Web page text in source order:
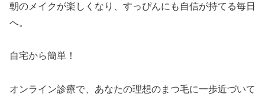
朝のメイクが楽しくなり、すっぴんにも自信が持てる毎日
へ。
自宅から簡単！
オンライン診療で、あなたの理想のまつ毛に一歩近づいて